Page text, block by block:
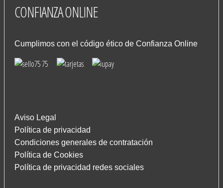
CONFIANZAONLINE
Cumplimos con el código ético de Confianza Online
Aviso Legal
Política de privacidad
Condiciones generales de contratación
Política de Cookies
Política de privacidad redes sociales